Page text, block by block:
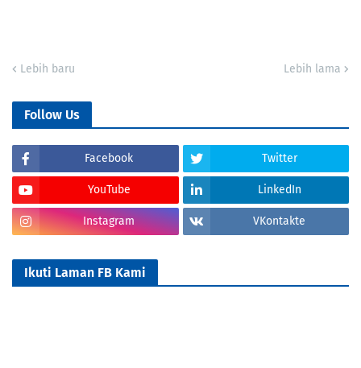
Lebih baru Lebih lama
Follow Us
Facebook Twitter
YouTube LinkedIn
Instagram VKontakte
Ikuti Laman FB Kami